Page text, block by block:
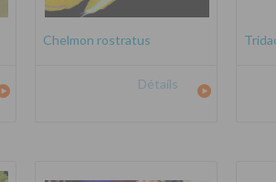
Chelmon rostratus
Détails